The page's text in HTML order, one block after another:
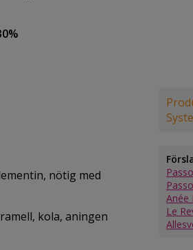
Anée
Le
nötig med
kola, aningen